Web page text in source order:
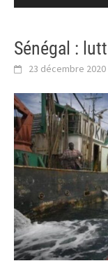
Sénégal :
23 décembre 2020